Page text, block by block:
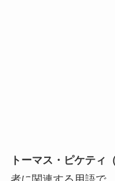
トーマス・ピケティ